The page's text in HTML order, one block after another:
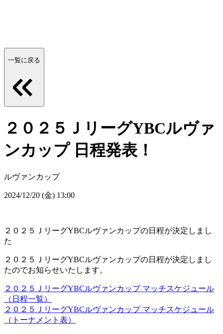
一覧に戻る
２０２５ＪリーグYBCルヴァ
ンカップ 日程発表！
ルヴァンカップ
2024/12/20 (金) 13:00
２０２５ＪリーグYBCルヴァンカップの日程が決定しまし
た
２０２５ＪリーグYBCルヴァンカップの日程が決定しまし
たのでお知らせいたします。
２０２５ＪリーグYBCルヴァンカップ マッチスケジュール
（日程一覧）
２０２５ＪリーグYBCルヴァンカップ マッチスケジュール
（トーナメント表）